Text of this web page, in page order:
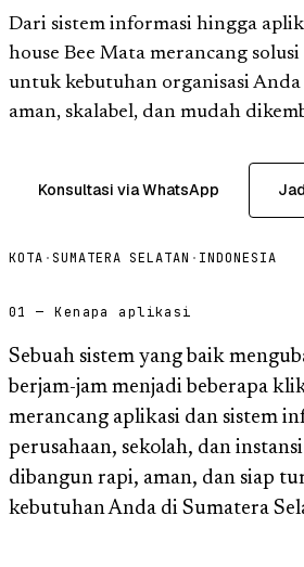
Dari sistem informasi hingga
house Bee Mata merancang
untuk kebutuhan organisasi
aman, skalabel, dan mudah
Konsultasi via WhatsApp
KOTA · SUMATERA SELATAN · INDONESIA
01 — Kenapa aplikasi
Sebuah sistem yang baik
berjam-jam menjadi beberapa
merancang aplikasi dan sistem
perusahaan, sekolah, dan
dibangun rapi, aman, dan siap
kebutuhan Anda di Sumatera